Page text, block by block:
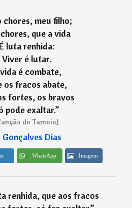
chores, meu filho;
que a vida
É luta renhida:
Viver é lutar.
é combate,
os fracos abate,
fortes, os bravos
pode exaltar.”
do Tamoio]
Gonçalves Dias
WhatsApp Imagem
renhida, que aos fracos